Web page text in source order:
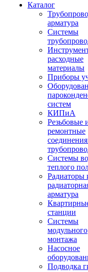
Каталог
арматура
Системы
расходные
материалы
Приборы
систем
КИПиА
Резьбовые
ремонтные
Системы
теплого
Радиаторы
арматура
станции
Системы
модульного
монтажа
Насосное
Подводка